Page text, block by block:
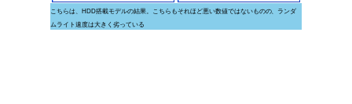
こちらは、HDD搭載モデルの結果。こちらもそれほど悪い数値ではないものの、ランダ
ムライト速度は大きく劣っている